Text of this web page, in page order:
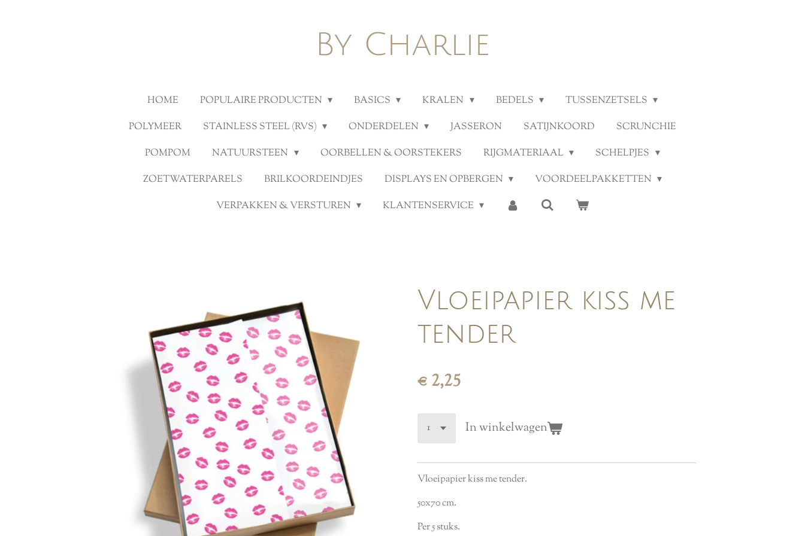
By Charlie
HOME POPULAIRE PRODUCTEN BASICS KRALEN BEDELS
TUSSENZETSELS
POLYMEER
STAINLESS STEEL (RVS) ONDERDELEN JASSERON SATIJNKOORD
SCRUNCHIE
POMPOM
NATUURSTEEN OORBELLEN & OORSTEKERS RIJGMATERIAAL
SCHELPJES
ZOETWATERPARELS
BRILKOORDEINDJES DISPLAYS EN OPBERGEN
VOORDEELPAKKETTEN
VERPAKKEN & VERSTUREN
KLANTENSERVICE
Vloeipapier kiss me
tender
€ 2,25
In winkelwagen
Vloeipapier kiss me tender.
50x70 cm.
Per 5 stuks.